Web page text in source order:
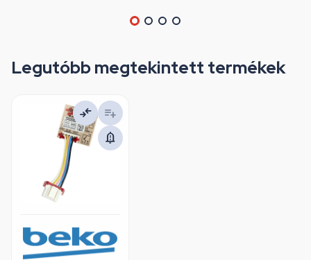
Legutóbb megtekintett termékek